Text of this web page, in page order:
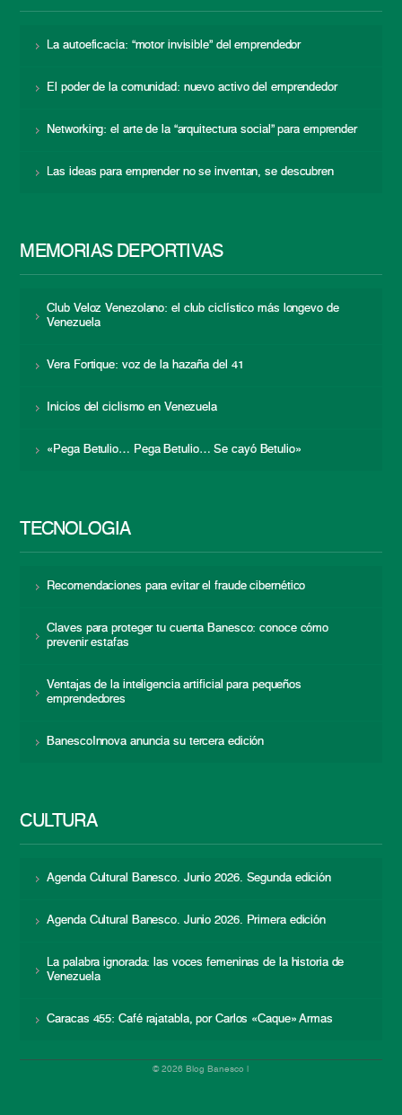
La autoeficacia: “motor invisible” del emprendedor
El poder de la comunidad: nuevo activo del emprendedor
Networking: el arte de la “arquitectura social” para emprender
Las ideas para emprender no se inventan, se descubren
MEMORIAS DEPORTIVAS
Club Veloz Venezolano: el club ciclístico más longevo de
Venezuela
Vera Fortique: voz de la hazaña del 41
Inicios del ciclismo en Venezuela
«Pega Betulio… Pega Betulio… Se cayó Betulio»
TECNOLOGÍA
Recomendaciones para evitar el fraude cibernético
Claves para proteger tu cuenta Banesco: conoce cómo
prevenir estafas
Ventajas de la inteligencia artificial para pequeños
emprendedores
BanescoInnova anuncia su tercera edición
CULTURA
Agenda Cultural Banesco. Junio 2026. Segunda edición
Agenda Cultural Banesco. Junio 2026. Primera edición
La palabra ignorada: las voces femeninas de la historia de
Venezuela
Caracas 455: Café rajatabla, por Carlos «Caque» Armas
© 2026 Blog Banesco |